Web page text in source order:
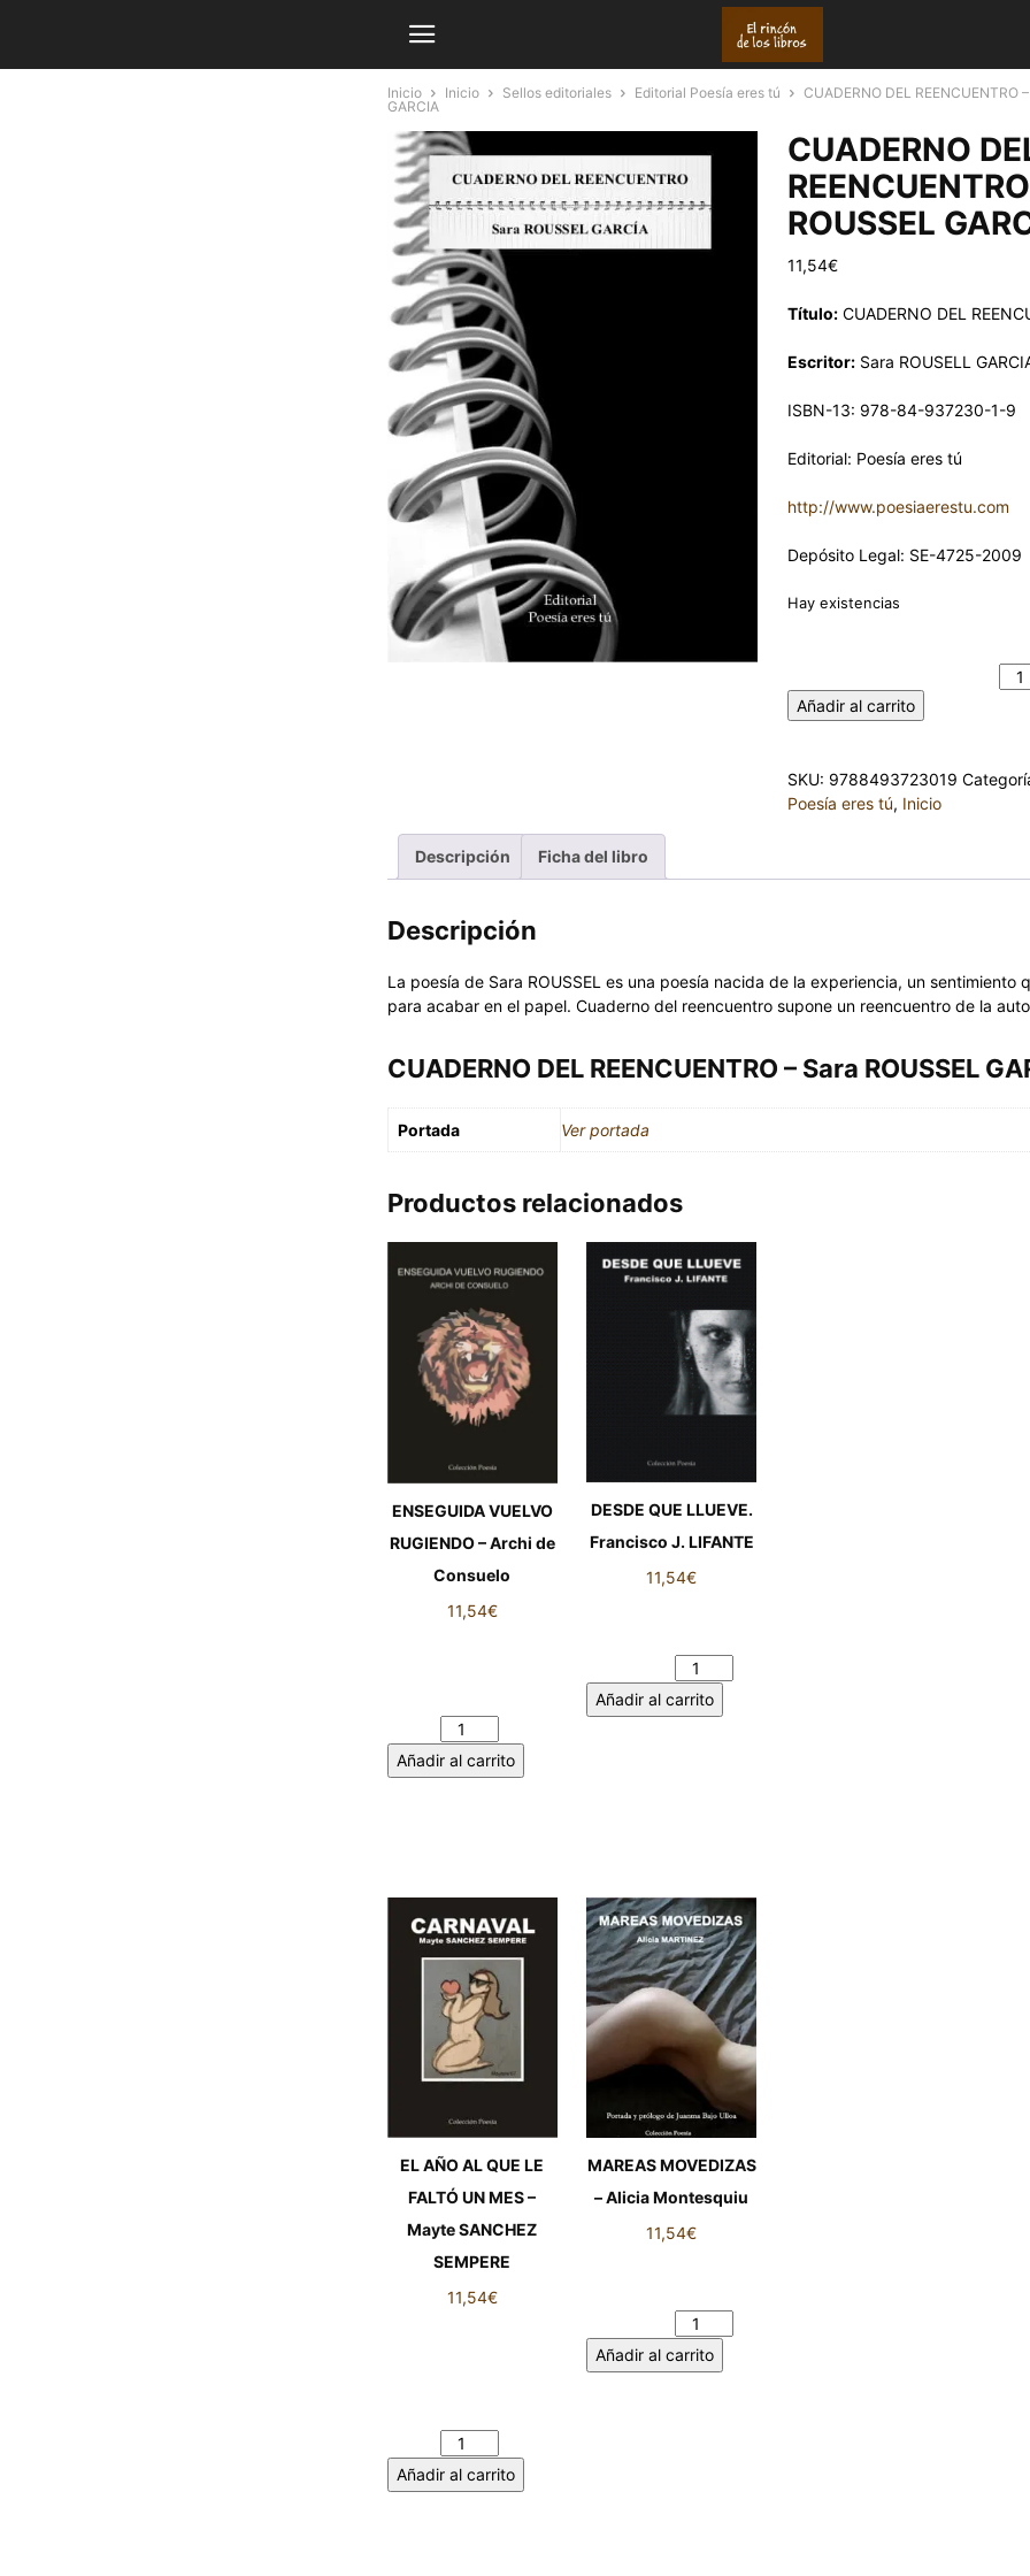
Inicio Inicio Sellos editoriales Editorial Poesía eres tú
CUADERNO DEL REENCUENTRO
GARCIA
CUADERNO
ROUSSEL
11,54€
Título: CUADERNO DEL
Escritor: Sara ROUSELL
ISBN-13: 978-84-937230-1-9
Editorial: Poesía eres tú
http://www.poesiaerestu.com
Depósito Legal: SE-4725-2009
Hay existencias
Añadir al carrito
SKU: 9788493723019
Poesía eres tú, Inicio
Descripción Ficha del libro
Descripción
La poesía de Sara ROUSSEL es una poesía nacida de la experiencia, un sentimiento
para acabar en el papel. Cuaderno del reencuentro supone un reencuentro de la
CUADERNO DEL REENCUENTRO – Sara ROUSSEL
Portada Ver portada
Productos relacionados
ENSEGUIDA VUELVO
RUGIENDO – Archi de
Consuelo
11,54€
Añadir al carrito
DESDE QUE LLUEVE.
Francisco J. LIFANTE
11,54€
Añadir al carrito
EL AÑO AL QUE LE
FALTÓ UN MES –
Mayte SANCHEZ
SEMPERE
11,54€
Añadir al carrito
MAREAS MOVEDIZAS
– Alicia Montesquiu
11,54€
Añadir al carrito